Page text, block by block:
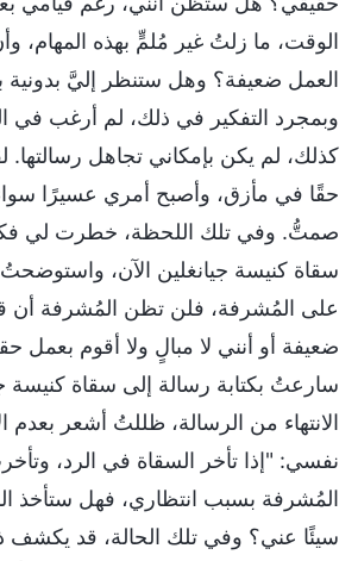
الوقت، ما زلتُ غير مُلمٍّ بهذه المهام،
العمل ضعيفة؟ وهل ستنظر إليَّ
وبمجرد التفكير في ذلك، لم أرغب في
كذلك، لم يكن بإمكاني تجاهل
حقًا في مأزق، وأصبح أمري عسيرًا
صمتُّ. وفي تلك اللحظة، خطرت لي
سقاة كنيسة جيانغلين الآن، واستوضحتُ
على المُشرفة، فلن تظن المُشرفة أن
ضعيفة أو أنني لا مبالٍ ولا أقوم بعمل
سارعتُ بكتابة رسالة إلى سقاة كنيسة
الانتهاء من الرسالة، ظللتُ أشعر بعدم
نفسي: "إذا تأخر السقاة في الرد،
المُشرفة بسبب انتظاري، فهل ستأخذ
سيئًا عني؟ وفي تلك الحالة، قد يكشف